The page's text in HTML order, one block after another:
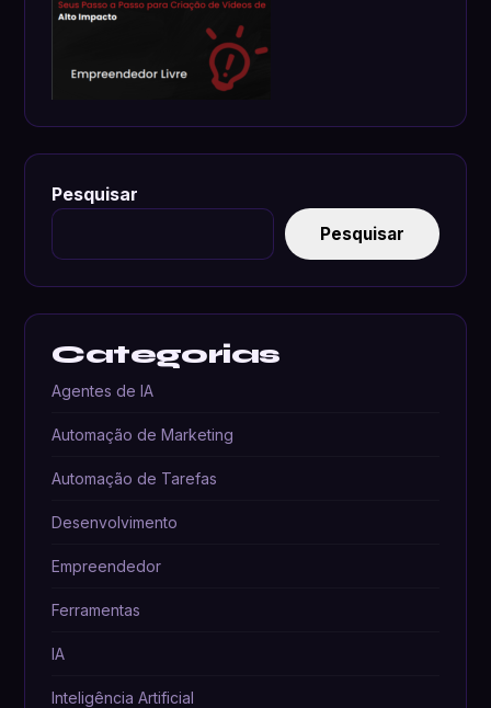
Pesquisar
Pesquisar
Categorias
Agentes de IA
Automação de Marketing
Automação de Tarefas
Desenvolvimento
Empreendedor
Ferramentas
IA
Inteligência Artificial